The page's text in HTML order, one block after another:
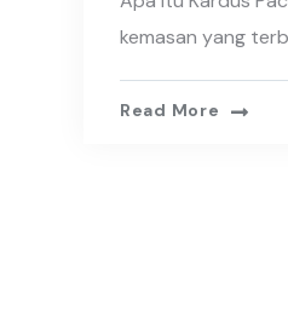
kemasan yang
Read More